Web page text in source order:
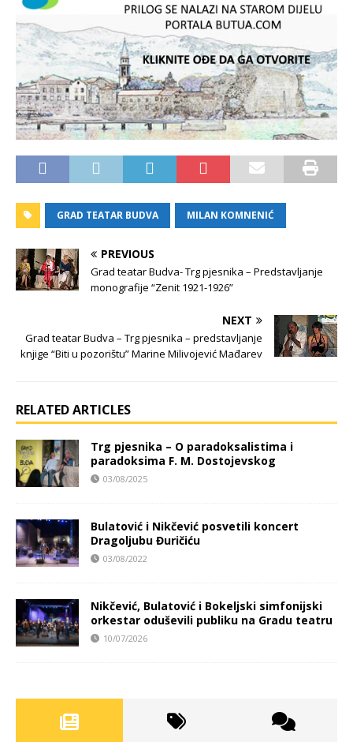
GRAD TEATAR BUDVA MILAN KOMNENIĆ
PREVIOUS
Grad teatar Budva- Trg pjesnika – Predstavljanje
monografije “Zenit 1921-1926”
NEXT
Grad teatar Budva – Trg pjesnika – predstavljanje
knjige “Biti u pozorištu” Marine Milivojević Mađarev
RELATED ARTICLES
Trg pjesnika – O paradoksalistima i
paradoksima F. M. Dostojevskog
03/08/2025
Bulatović i Nikčević posvetili koncert
Dragoljubu Đuričiću
03/08/2022
Nikčević, Bulatović i Bokeljski simfonijski
orkestar oduševili publiku na Gradu teatru
10/07/2026